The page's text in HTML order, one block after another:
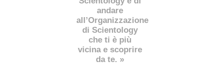
andare
all’Organizzazione
di Scientology
che ti è più
vicina e scoprire
da te. »